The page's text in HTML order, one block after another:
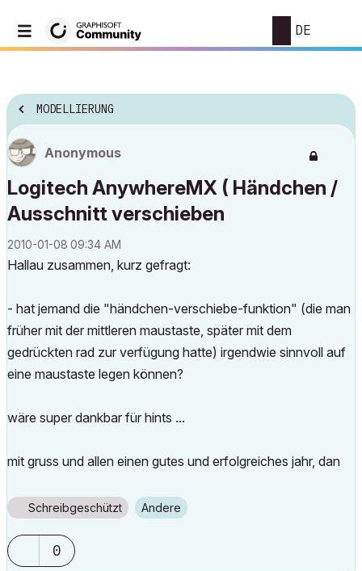
DE
MODELLIERUNG
Anonymous
Logitech AnywhereMX ( Händchen /
Ausschnitt verschieben
‎2010-01-08 09:34 AM
Hallau zusammen, kurz gefragt:
- hat jemand die "händchen-verschiebe-funktion" (die man
früher mit der mittleren maustaste, später mit dem
gedrückten rad zur verfügung hatte) irgendwie sinnvoll auf
eine maustaste legen können?
wäre super dankbar für hints ...
mit gruss und allen einen gutes und erfolgreiches jahr, dan
Schreibgeschützt Andere
0